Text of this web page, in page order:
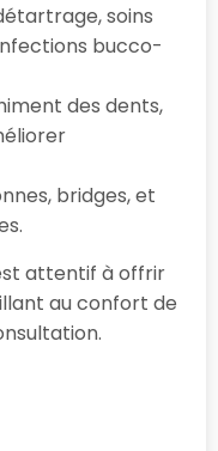
soins
bucco-
des dents,
bridges, et
attentif à offrir
au confort de